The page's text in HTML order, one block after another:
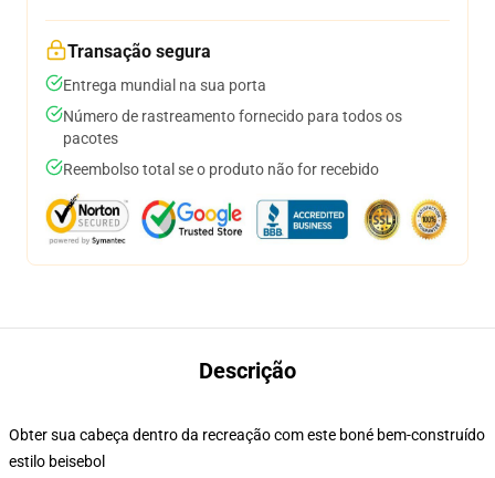
Transação segura
Entrega mundial na sua porta
Número de rastreamento fornecido para todos os
pacotes
Reembolso total se o produto não for recebido
Descrição
Obter sua cabeça dentro da recreação com este boné bem-construído
estilo beisebol